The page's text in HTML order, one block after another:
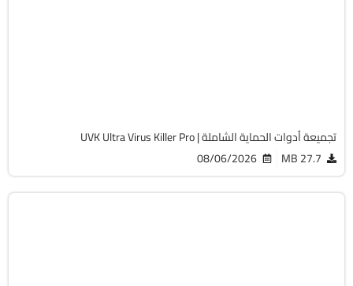
تجميعة أدوات الحماية الشاملة | UVK Ultra Virus Killer Pro
27.7 MB
08/06/2026